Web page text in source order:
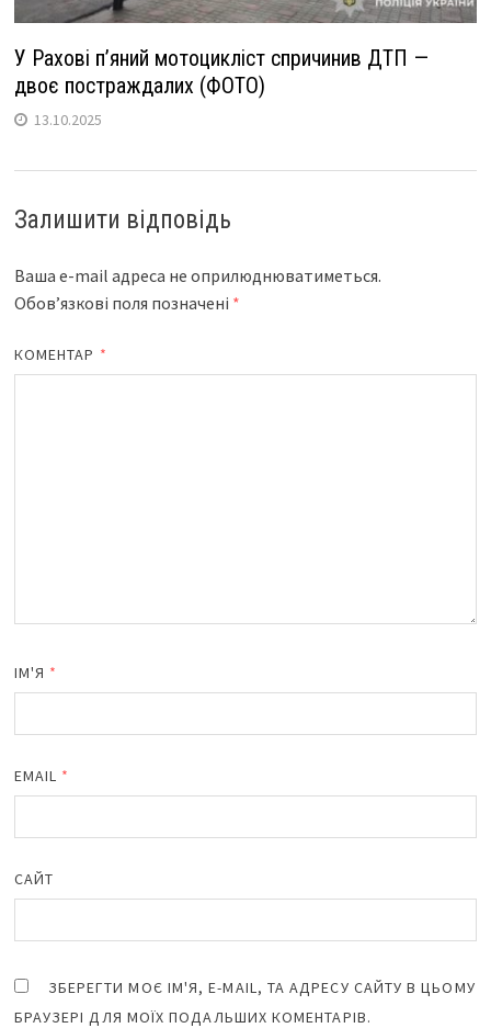
У Рахові п’яний мотоцикліст спричинив ДТП —
двоє постраждалих (ФОТО)
13.10.2025
Залишити відповідь
Ваша e-mail адреса не оприлюднюватиметься.
Обов’язкові поля позначені *
КОМЕНТАР *
ІМ'Я *
EMAIL *
САЙТ
ЗБЕРЕГТИ МОЄ ІМ'Я, E-MAIL, ТА АДРЕСУ САЙТУ В ЦЬОМУ
БРАУЗЕРІ ДЛЯ МОЇХ ПОДАЛЬШИХ КОМЕНТАРІВ.